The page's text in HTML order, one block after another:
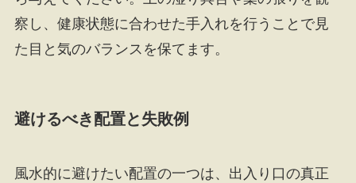
察し、健康状態に合わせた手入れを行うことで見
た目と気のバランスを保てます。
避けるべき配置と失敗例
風水的に避けたい配置の一つは、出入り口の真正